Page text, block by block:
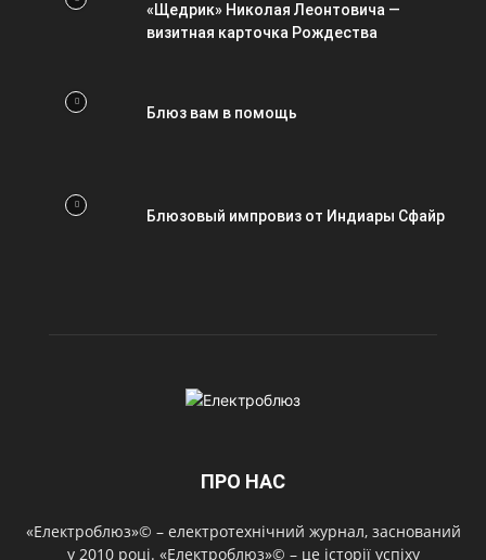
«Щедрик» Николая Леонтовича —
визитная карточка Рождества
Блюз вам в помощь
Блюзовый импровиз от Индиары Сфайр
ПРО НАС
«Електроблюз»© – електротехнічний журнал, заснований
у 2010 році. «Електроблюз»© – це історії успіху